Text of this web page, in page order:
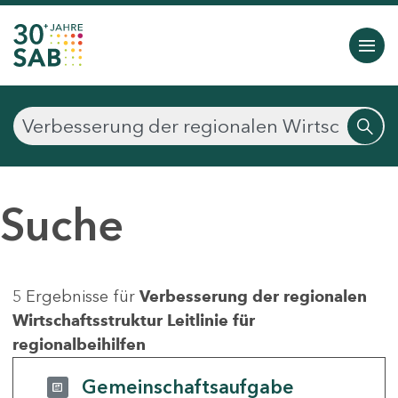
Suche
5 Ergebnisse für Verbesserung der regionalen
Wirtschaftsstruktur Leitlinie für
regionalbeihilfen
Gemeinschaftsaufgabe